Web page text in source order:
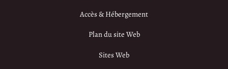
Accès & Hébergement
Plan du site Web
Sites Web